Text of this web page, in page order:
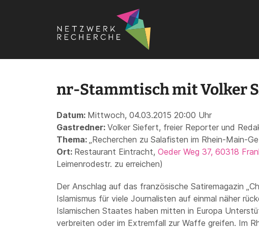
Startseite › Termine › Stammtische
nr-Stammtisch mit Volker
Datum: Mittwoch, 04.03.2015 20:00 Uhr
Gastredner: Volker Siefert, freier Reporter und
Thema: „Recherchen zu Salafisten im Rhein-Main-
Ort: Restaurant Eintracht, Oeder Weg 37, 60318
Leimenrodestr. zu erreichen)
Der Anschlag auf das französische Satiremagazin
Islamismus für viele Journalisten auf einmal näher
Islamischen Staates haben mitten in Europa
verbreiten oder im Extremfall zur Waffe greifen. Im